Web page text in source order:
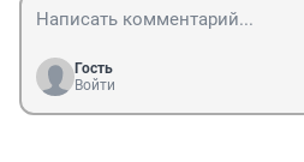
Гость
Войти